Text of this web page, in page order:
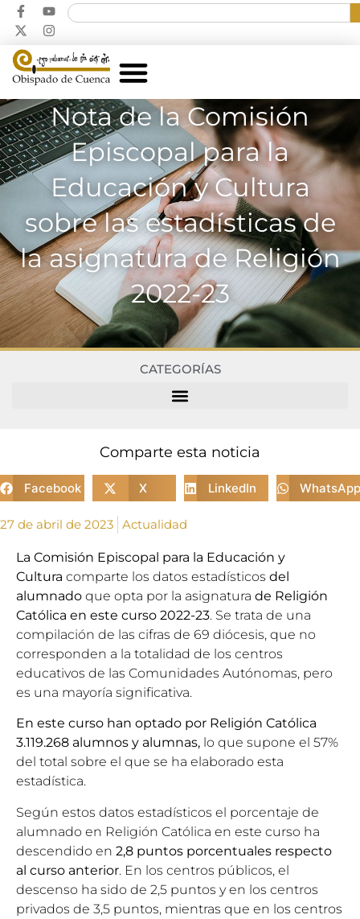
Nota de la Comisión
Episcopal para la
Educación y Cultura
sobre las estadísticas de
la asignatura de Religión
2022-23
CATEGORÍAS
Comparte esta noticia
Facebook X LinkedIn WhatsApp
27 de abril de 2023 Actualidad
La Comisión Episcopal para la Educación y
Cultura comparte los datos estadísticos del
alumnado que opta por la asignatura de Religión
Católica en este curso 2022-23. Se trata de una
compilación de las cifras de 69 diócesis, que no
corresponden a la totalidad de los centros
educativos de las Comunidades Autónomas, pero
es una mayoría significativa.
En este curso han optado por Religión Católica
3.119.268 alumnos y alumnas, lo que supone el 57%
del total sobre el que se ha elaborado esta
estadística.
Según estos datos estadísticos el porcentaje de
alumnado en Religión Católica en este curso ha
descendido en 2,8 puntos porcentuales respecto
al curso anterior. En los centros públicos, el
descenso ha sido de 2,5 puntos y en los centros
privados de 3,5 puntos, mientras que en los centros